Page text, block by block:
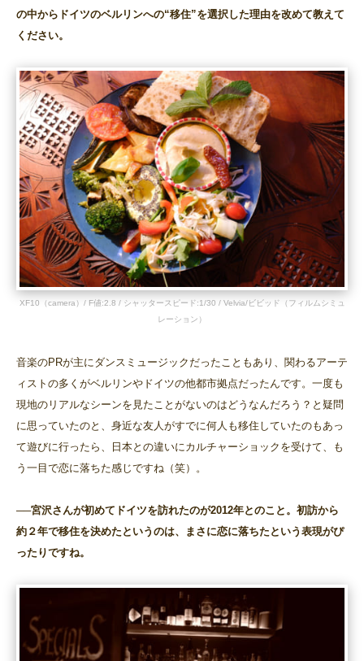
の中からドイツのベルリンへの“移住”を選択した理由を改めて教えて
ください。
XF10（camera）/ F値:2.8 / シャッタースピード:1/30 / Velvia/ビビッド（フィルムシミュ
レーション）
音楽のPRが主にダンスミュージックだったこともあり、関わるアーテ
ィストの多くがベルリンやドイツの他都市拠点だったんです。一度も
現地のリアルなシーンを見たことがないのはどうなんだろう？と疑問
に思っていたのと、身近な友人がすでに何人も移住していたのもあっ
て遊びに行ったら、日本との違いにカルチャーショックを受けて、も
う一目で恋に落ちた感じですね（笑）。
──宮沢さんが初めてドイツを訪れたのが2012年とのこと。初訪から
約２年で移住を決めたというのは、まさに恋に落ちたという表現がぴ
ったりですね。